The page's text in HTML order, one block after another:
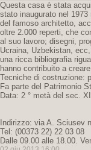
Questa casa è stata
stato inaugurato nel
del famoso architetto,
oltre 2.000 reperti, che
al suo lavoro; disegni,
Ucraina, Uzbekistan,
una ricca bibliografia
hanno contribuito a
Tecniche di costruzione:
Fa parte del Patrimonio
Data: 2 ° metà del sec.
Indirizzo: via A. Sciusev
Tel: (00373 22) 22 03 08
Dalle 09.00 alle 18.00.